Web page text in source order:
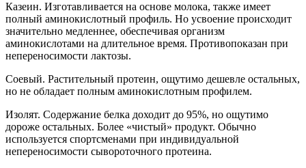
Казеин. Изготавливается на основе молока, также имеет
полный аминокислотный профиль. Но усвоение происходит
значительно медленнее, обеспечивая организм
аминокислотами на длительное время. Противопоказан при
непереносимости лактозы.
Соевый. Растительный протеин, ощутимо дешевле остальных,
но не обладает полным аминокислотным профилем.
Изолят. Содержание белка доходит до 95%, но ощутимо
дороже остальных. Более «чистый» продукт. Обычно
используется спортсменами при индивидуальной
непереносимости сывороточного протеина.